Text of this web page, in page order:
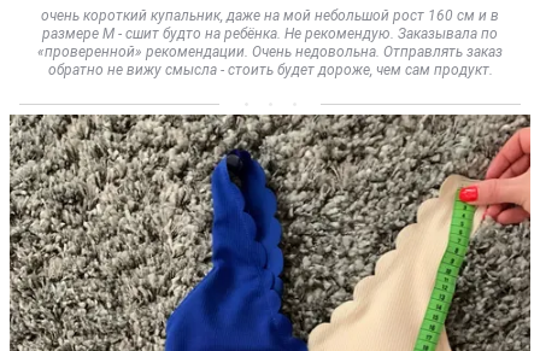
очень короткий купальник, даже на мой небольшой рост 160 см и в
размере М - сшит будто на ребёнка. Не рекомендую. Заказывала по
«проверенной» рекомендации. Очень недовольна. Отправлять заказ
обратно не вижу смысла - стоить будет дороже, чем сам продукт.